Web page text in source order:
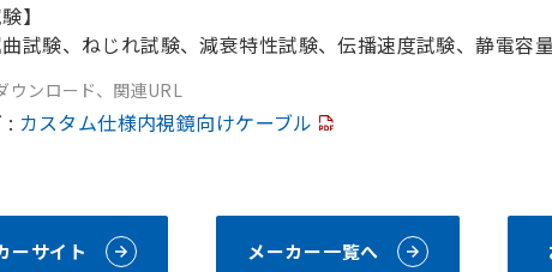
】
曲試験、ねじれ試験、減衰特性試験、伝播速度試験、静電容
ウンロード、関連URL
: カスタム仕様内視鏡向けケーブル
ーサイト メーカー一覧へ